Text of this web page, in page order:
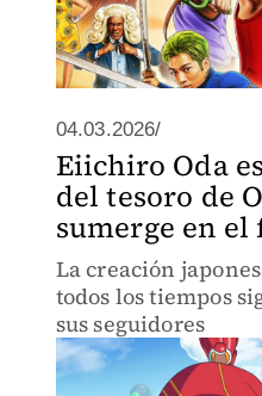
04.03.2026/
Eiichiro Oda
del tesoro de
sumerge en
La creación
todos los tiempos
sus seguidores